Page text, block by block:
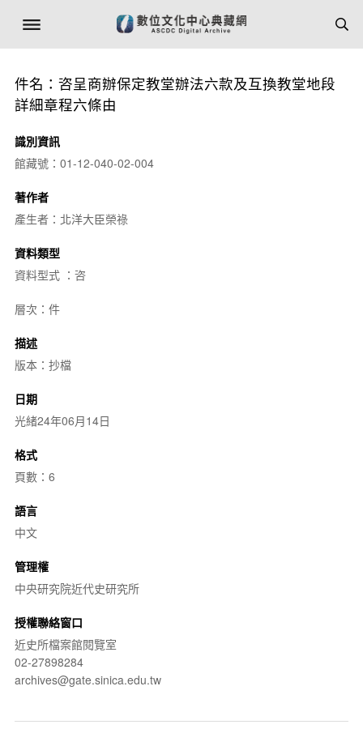
件名：咨呈商辦保定教堂辦法六款及互換教堂地段
詳細章程六條由
識別資訊
館藏號：01-12-040-02-004
著作者
產生者：北洋大臣榮祿
資料類型
資料型式 ：咨
層次：件
描述
版本：抄檔
日期
光緒24年06月14日
格式
頁數：6
語言
中文
管理權
中央研究院近代史研究所
授權聯絡窗口
近史所檔案館閱覽室
02-27898284
archives@gate.sinica.edu.tw